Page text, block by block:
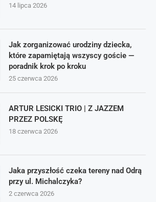
14 lipca 2026
Jak zorganizować urodziny dziecka,
które zapamiętają wszyscy goście —
poradnik krok po kroku
25 czerwca 2026
ARTUR LESICKI TRIO | Z JAZZEM
PRZEZ POLSKĘ
18 czerwca 2026
Jaka przyszłość czeka tereny nad Odrą
przy ul. Michalczyka?
2 czerwca 2026